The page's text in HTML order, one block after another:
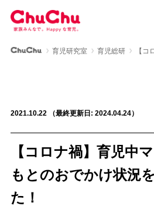
育児研究室
よくあるご質問
ChuChu公式サイト
育児研究室 育児総研 【
2021.10.22 （最終更新日: 2024.04.24）
【コロナ禍】育児中
もとのおでかけ状況
た！